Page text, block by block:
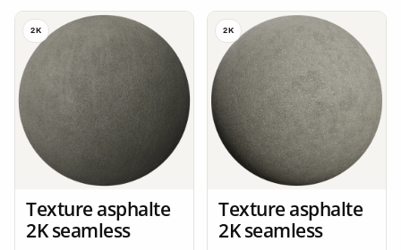
2K
Texture asphalte
2K seamless
2K
Texture asphalte
2K seamless